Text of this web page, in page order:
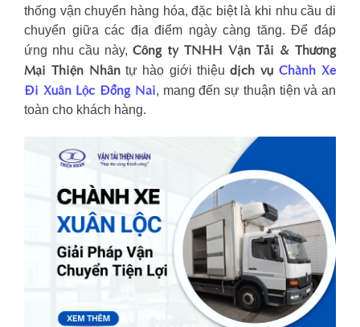
thống vận chuyển hàng hóa, đặc biệt là khi nhu cầu di
chuyển giữa các địa điểm ngày càng tăng. Để đáp
ứng nhu cầu này,Công ty TNHH Vận Tải & Thương
Mại Thiện Nhân tự hào giới thiệu dịch vụ Chành Xe
Đi Xuân Lộc Đồng Nai, mang đến sự thuận tiện và an
toàn cho khách hàng.